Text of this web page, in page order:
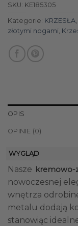
SKU: KE185305
Kategorie: KRZESŁA
złotymi nogami
OPIS
OPINIE (0)
WYGLĄD
Nasze kremowo-
nowoczesnej
wnętrza
metalu dodają
stanowiąc